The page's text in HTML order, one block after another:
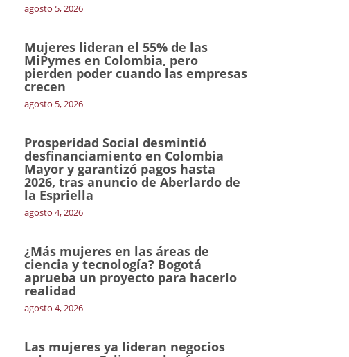
agosto 5, 2026
Mujeres lideran el 55% de las
MiPymes en Colombia, pero
pierden poder cuando las empresas
crecen
agosto 5, 2026
Prosperidad Social desmintió
desfinanciamiento en Colombia
Mayor y garantizó pagos hasta
2026, tras anuncio de Aberlardo de
la Espriella
agosto 4, 2026
¿Más mujeres en las áreas de
ciencia y tecnología? Bogotá
aprueba un proyecto para hacerlo
realidad
agosto 4, 2026
Las mujeres ya lideran negocios